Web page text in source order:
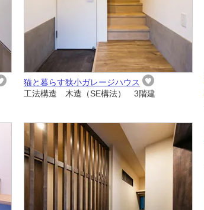
猫と暮らす狭小ガレージハウス
工法構造 木造（SE構法） 3階建